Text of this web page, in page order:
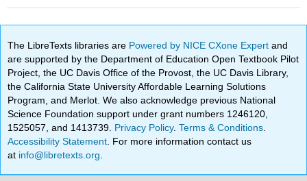
The LibreTexts libraries are Powered by NICE CXone Expertand
are supported by the Department of Education Open Textbook Pilot
Project, the UC Davis Office of the Provost, the UC Davis Library,
the California State University Affordable Learning Solutions
Program, and Merlot. We also acknowledge previous National
Science Foundation support under grant numbers 1246120,
1525057, and 1413739. Privacy Policy.Terms & Conditions
Accessibility Statement . For more information contact us
at info@libretexts.org